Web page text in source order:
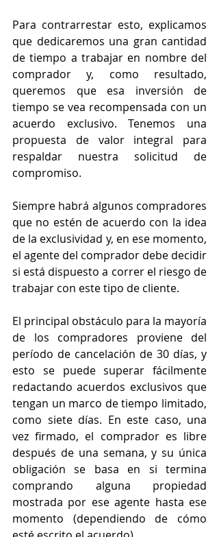
Para contrarrestar esto, explicamos
que dedicaremos una gran cantidad
de tiempo a trabajar en nombre del
comprador y, como resultado,
queremos que esa inversión de
tiempo se vea recompensada con un
acuerdo exclusivo. Tenemos una
propuesta de valor integral para
respaldar nuestra solicitud de
compromiso.
Siempre habrá algunos compradores
que no estén de acuerdo con la idea
de la exclusividad y, en ese momento,
el agente del comprador debe decidir
si está dispuesto a correr el riesgo de
trabajar con este tipo de cliente.
El principal obstáculo para la mayoría
de los compradores proviene del
período de cancelación de 30 días, y
esto se puede superar fácilmente
redactando acuerdos exclusivos que
tengan un marco de tiempo limitado,
como siete días. En este caso, una
vez firmado, el comprador es libre
después de una semana, y su única
obligación se basa en si termina
comprando alguna propiedad
mostrada por ese agente hasta ese
momento (dependiendo de cómo